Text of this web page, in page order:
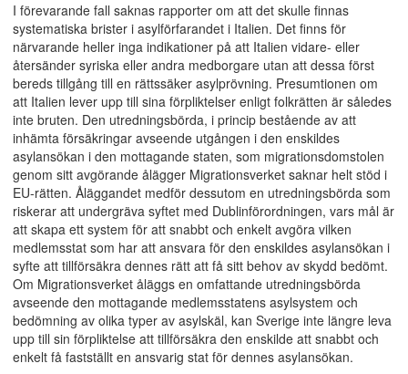
I förevarande fall saknas rapporter om att det skulle finnas
systematiska brister i asylförfarandet i Italien. Det finns för
närvarande heller inga indikationer på att Italien vidare- eller
återsänder syriska eller andra medborgare utan att dessa först
bereds tillgång till en rättssäker asylprövning. Presumtionen om
att Italien lever upp till sina förpliktelser enligt folkrätten är således
inte bruten. Den utredningsbörda, i princip bestående av att
inhämta försäkringar avseende utgången i den enskildes
asylansökan i den mottagande staten, som migrationsdomstolen
genom sitt avgörande ålägger Migrationsverket saknar helt stöd i
EU-rätten. Åläggandet medför dessutom en utredningsbörda som
riskerar att undergräva syftet med Dublinförordningen, vars mål är
att skapa ett system för att snabbt och enkelt avgöra vilken
medlemsstat som har att ansvara för den enskildes asylansökan i
syfte att tillförsäkra dennes rätt att få sitt behov av skydd bedömt.
Om Migrationsverket åläggs en omfattande utredningsbörda
avseende den mottagande medlemsstatens asylsystem och
bedömning av olika typer av asylskäl, kan Sverige inte längre leva
upp till sin förpliktelse att tillförsäkra den enskilde att snabbt och
enkelt få fastställt en ansvarig stat för dennes asylansökan.